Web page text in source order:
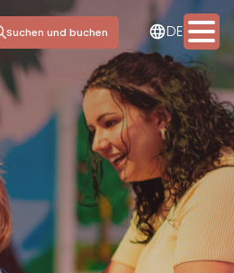
DE
NL
EN
Suchen und buchen